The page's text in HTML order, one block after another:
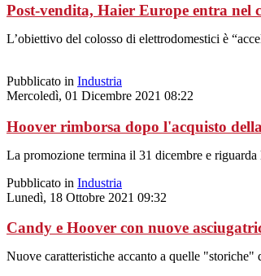
Post-vendita, Haier Europe entra nel
L’obiettivo del colosso di elettrodomestici è
Pubblicato in Industria
Mercoledì, 01 Dicembre 2021 08:22
Hoover rimborsa dopo l'acquisto
La promozione termina il 31 dicembre e
Pubblicato in Industria
Lunedì, 18 Ottobre 2021 09:32
Candy e Hoover con nuove
Nuove caratteristiche accanto a quelle